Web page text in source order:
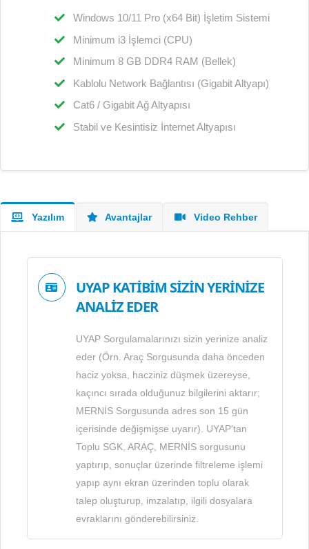
Windows 10/11 Pro (x64 Bit) İşletim Sistemi
Minimum i3 İşlemci (CPU)
Minimum 8 GB DDR4 RAM (Bellek)
Kablolu Network Bağlantısı (Gigabit Altyapı)
Cat6 / Gigabit Ağ Altyapısı
Stabil ve Kesintisiz İnternet Altyapısı
Yazılım Avantajlar Video Rehber
UYAP KATİBİM SİZİN YERİNİZE
ANALİZ EDER
UYAP Sorgulamalarınızı sizin yerinize analiz
eder (Örn. Araç Sorgusunda daha önceden
haciz yoksa, hacziniz düşmek üzereyse,
kaçıncı sırada olduğunuz bilgilerini aktarır;
MERNİS Sorgusunda adres son 15 gün
içerisinde değişmişse uyarır). UYAP'tan
Toplu SGK, ARAÇ, MERNİS sorgusunu
yaptırıp, sonuçlar üzerinde filtreleme işlemi
yapıp aynı ekran üzerinden toplu olarak
talep oluşturup, imzalatıp, ilgili dosyalara
evraklarını gönderebilirsiniz.